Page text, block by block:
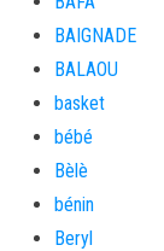
BAIGNADE
BALAOU
basket
bébé
Bèlè
bénin
Beryl